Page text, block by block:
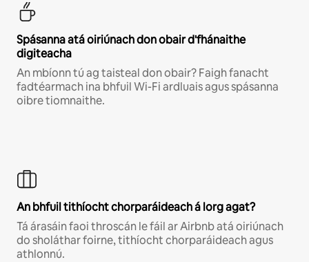
Spásanna atá oiriúnach don obair d'fhánaithe
digiteacha
An mbíonn tú ag taisteal don obair? Faigh fanacht
fadtéarmach ina bhfuil Wi-Fi ardluais agus spásanna
oibre tiomnaithe.
An bhfuil tithíocht chorparáideach á lorg agat?
Tá árasáin faoi throscán le fáil ar Airbnb atá oiriúnach
do sholáthar foirne, tithíocht chorparáideach agus
athlonnú.